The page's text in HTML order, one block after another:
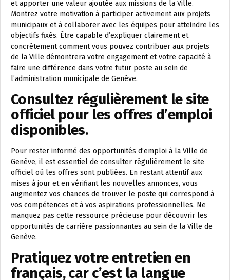
et apporter une valeur ajoutée aux missions de la Ville.
Montrez votre motivation à participer activement aux projets
municipaux et à collaborer avec les équipes pour atteindre les
objectifs fixés. Être capable d’expliquer clairement et
concrètement comment vous pouvez contribuer aux projets
de la Ville démontrera votre engagement et votre capacité à
faire une différence dans votre futur poste au sein de
l’administration municipale de Genève.
Consultez régulièrement le site
officiel pour les offres d’emploi
disponibles.
Pour rester informé des opportunités d’emploi à la Ville de
Genève, il est essentiel de consulter régulièrement le site
officiel où les offres sont publiées. En restant attentif aux
mises à jour et en vérifiant les nouvelles annonces, vous
augmentez vos chances de trouver le poste qui correspond à
vos compétences et à vos aspirations professionnelles. Ne
manquez pas cette ressource précieuse pour découvrir les
opportunités de carrière passionnantes au sein de la Ville de
Genève.
Pratiquez votre entretien en
français, car c’est la langue